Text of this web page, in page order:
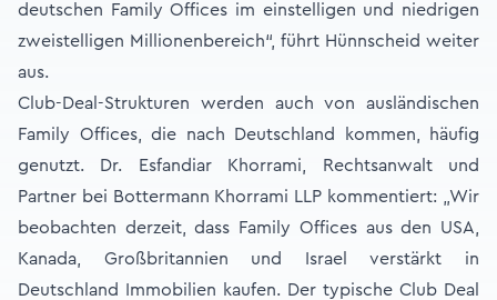
deutschen Family Offices im einstelligen und niedrigen
zweistelligen Millionenbereich“, führt Hünnscheid weiter
aus.
Club-Deal-Strukturen werden auch von ausländischen
Family Offices, die nach Deutschland kommen, häufig
genutzt. Dr. Esfandiar Khorrami, Rechtsanwalt und
Partner bei Bottermann Khorrami LLP kommentiert: „Wir
beobachten derzeit, dass Family Offices aus den USA,
Kanada, Großbritannien und Israel verstärkt in
Deutschland Immobilien kaufen. Der typische Club Deal